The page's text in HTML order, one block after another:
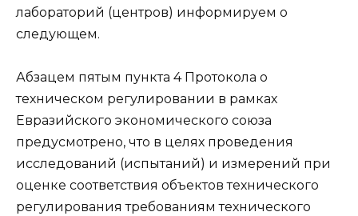
лабораторий (центров) информируем о
следующем.
Абзацем пятым пункта 4 Протокола о
техническом регулировании в рамках
Евразийского экономического союза
предусмотрено, что в целях проведения
исследований (испытаний) и измерений при
оценке соответствия объектов технического
регулирования требованиям технического